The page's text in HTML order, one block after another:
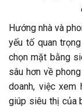
Hướng nhà và
yếu tố quan
chọn mặt bằng
sâu hơn về
doanh, việc xem
giúp siêu thị của